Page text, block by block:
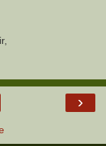
›